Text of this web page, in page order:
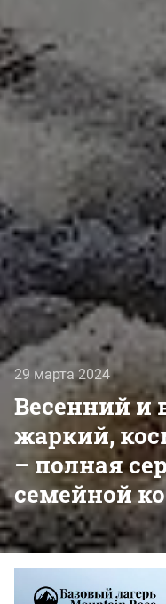
29 марта 2024
Весенний и
жаркий,
– полная
семейной